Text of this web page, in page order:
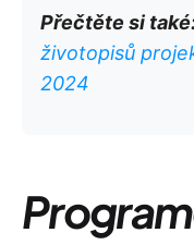
Přečtěte si
životopisů
2024